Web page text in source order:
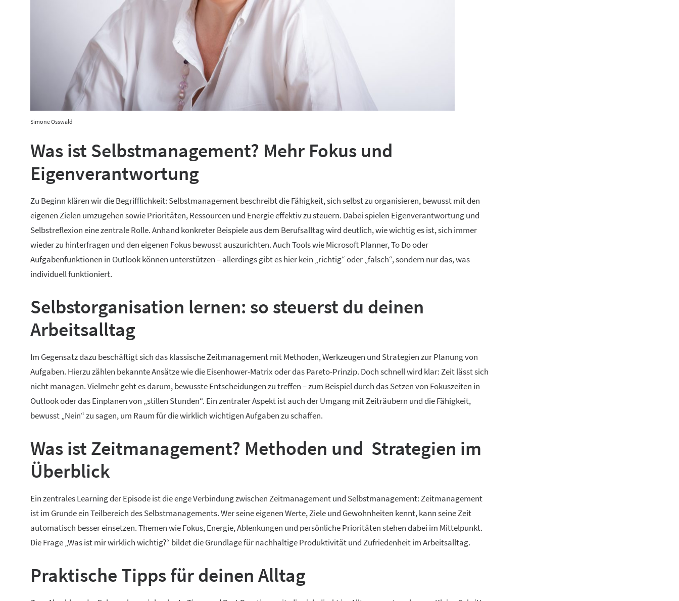
Simone Osswald
Was ist Selbstmanagement? Mehr Fokus und
Eigenverantwortung
Zu Beginn klären wir die Begrifflichkeit: Selbstmanagement beschreibt die Fähigkeit, sich selbst zu organisieren, bewusst mit den
eigenen Zielen umzugehen sowie Prioritäten, Ressourcen und Energie effektiv zu steuern. Dabei spielen Eigenverantwortung und
Selbstreflexion eine zentrale Rolle. Anhand konkreter Beispiele aus dem Berufsalltag wird deutlich, wie wichtig es ist, sich immer
wieder zu hinterfragen und den eigenen Fokus bewusst auszurichten. Auch Tools wie Microsoft Planner, To Do oder
Aufgabenfunktionen in Outlook können unterstützen – allerdings gibt es hier kein „richtig“ oder „falsch“, sondern nur das, was
individuell funktioniert.
Selbstorganisation lernen: so steuerst du deinen
Arbeitsalltag
Im Gegensatz dazu beschäftigt sich das klassische Zeitmanagement mit Methoden, Werkzeugen und Strategien zur Planung von
Aufgaben. Hierzu zählen bekannte Ansätze wie die Eisenhower-Matrix oder das Pareto-Prinzip. Doch schnell wird klar: Zeit lässt sich
nicht managen. Vielmehr geht es darum, bewusste Entscheidungen zu treffen – zum Beispiel durch das Setzen von Fokuszeiten in
Outlook oder das Einplanen von „stillen Stunden“. Ein zentraler Aspekt ist auch der Umgang mit Zeiträubern und die Fähigkeit,
bewusst „Nein“ zu sagen, um Raum für die wirklich wichtigen Aufgaben zu schaffen.
Was ist Zeitmanagement? Methoden und Strategien im
Überblick
Ein zentrales Learning der Episode ist die enge Verbindung zwischen Zeitmanagement und Selbstmanagement: Zeitmanagement
ist im Grunde ein Teilbereich des Selbstmanagements. Wer seine eigenen Werte, Ziele und Gewohnheiten kennt, kann seine Zeit
automatisch besser einsetzen. Themen wie Fokus, Energie, Ablenkungen und persönliche Prioritäten stehen dabei im Mittelpunkt.
Die Frage „Was ist mir wirklich wichtig?“ bildet die Grundlage für nachhaltige Produktivität und Zufriedenheit im Arbeitsalltag.
Praktische Tipps für deinen Alltag